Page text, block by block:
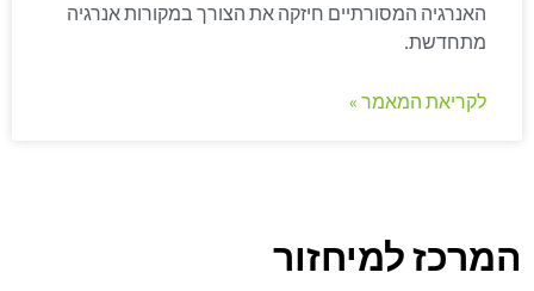
האנרגיה המסורתיים חיזקה את הצורך במקורות אנרגיה
מתחדשת.
לקריאת המאמר »
המרכז למיחזור